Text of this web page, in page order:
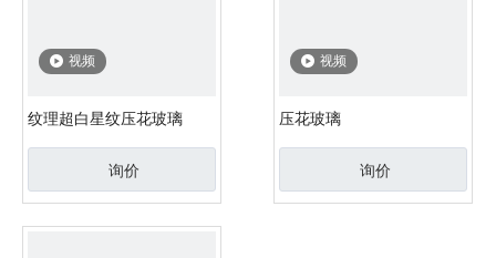
视频
纹理超白星纹压花玻璃
询价
视频
压花玻璃
询价